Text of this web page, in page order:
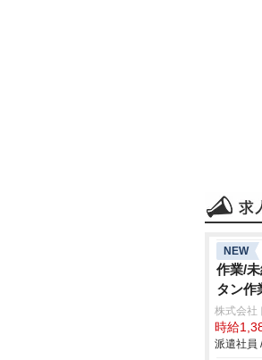
NEW
作業/
タン作
株式会社
時給
派遣社員